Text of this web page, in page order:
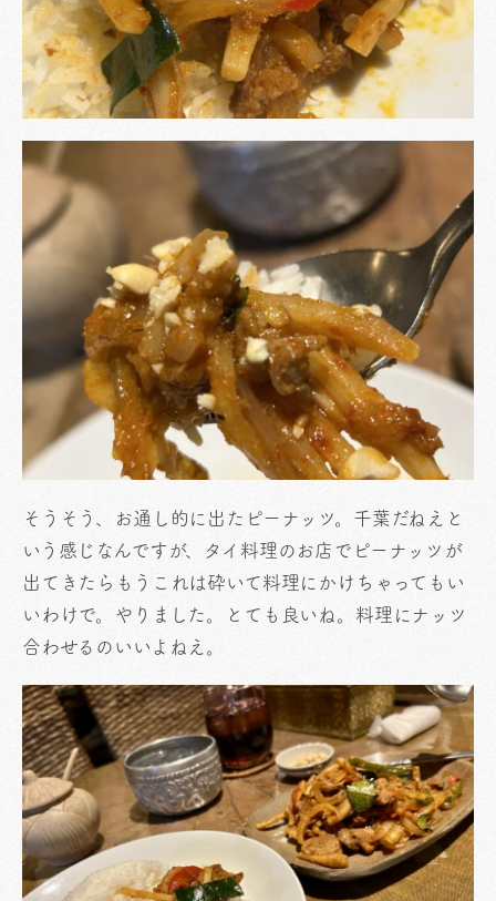
そうそう、お通し的に出たピーナッツ。千葉だねえと
いう感じなんですが、タイ料理のお店でピーナッツが
出てきたらもうこれは砕いて料理にかけちゃってもい
いわけで。やりました。とても良いね。料理にナッツ
合わせるのいいよねえ。